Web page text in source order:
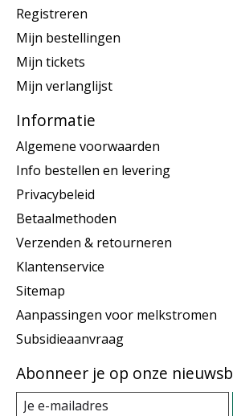
Registreren
Mijn bestellingen
Mijn tickets
Mijn verlanglijst
Informatie
Algemene voorwaarden
Info bestellen en levering
Privacybeleid
Betaalmethoden
Verzenden & retourneren
Klantenservice
Sitemap
Aanpassingen voor melkstromen
Subsidieaanvraag
Abonneer je op onze